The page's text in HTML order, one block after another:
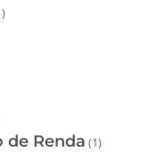
Renda (1)